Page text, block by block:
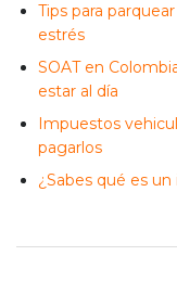
Tips para
estrés
SOAT en
estar al día
Impuestos
pagarlos
¿Sabes qué es